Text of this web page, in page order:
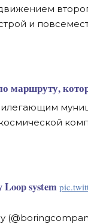
и
маршруту,
Loop system